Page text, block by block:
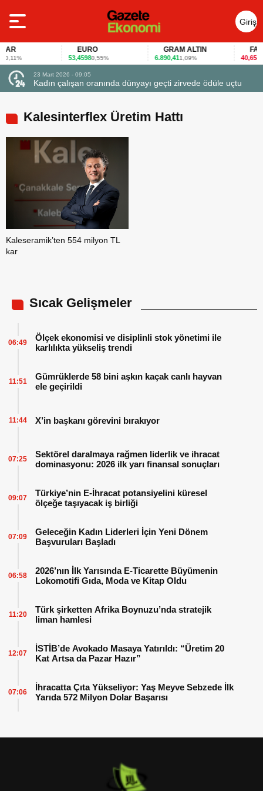
Giriş
Yap
EURO
53,45980,55%
GRAM ALTIN
6.890,411,09%
FAİZ
40,65-
23 Mart 2026 - 09:05
Kadın çalışan oranında dünyayı geçti zirvede ödüle uçtu
Kalesinterflex Üretim Hattı
Kaleseramik’ten 554 milyon TL
kar
Sıcak Gelişmeler
Ölçek ekonomisi ve disiplinli stok yönetimi ile
karlılıkta yükseliş trendi
06:49
Gümrüklerde 58 bini aşkın kaçak canlı hayvan
ele geçirildi
11:51
X’in başkanı görevini bırakıyor
11:44
Sektörel daralmaya rağmen liderlik ve ihracat
dominasyonu: 2026 ilk yarı finansal sonuçları
07:25
Türkiye’nin E-İhracat potansiyelini küresel
ölçeğe taşıyacak iş birliği
09:07
Geleceğin Kadın Liderleri İçin Yeni Dönem
Başvuruları Başladı
07:09
2026’nın İlk Yarısında E-Ticarette Büyümenin
Lokomotifi Gıda, Moda ve Kitap Oldu
06:58
Türk şirketten Afrika Boynuzu’nda stratejik
liman hamlesi
11:20
İSTİB’de Avokado Masaya Yatırıldı: “Üretim 20
Kat Artsa da Pazar Hazır”
12:07
İhracatta Çıta Yükseliyor: Yaş Meyve Sebzede İlk
Yarıda 572 Milyon Dolar Başarısı
07:06